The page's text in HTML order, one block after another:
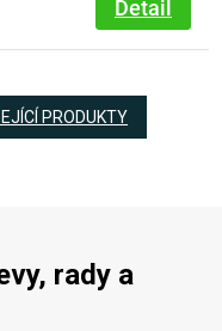
Detail
PRODUKTY
rady a